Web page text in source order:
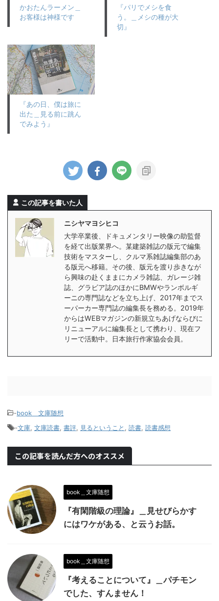
かおたんラーメン＿
お客様は神様です
『パリでメシを食
う。＿メシの種が大
切』
『あの日、僕は旅に
出た＿見る前に跳ん
でみよう』
この記事を書いた人
ニシヤマヨシヒコ
大学卒業後、ドキュメンタリー映像の助監督
を経て出版業界へ。某建築雑誌の版元で編集
技術をマスターし、クルマ系雑誌編集部のあ
る版元へ移籍。その後、版元を渡り歩きなが
ら興味の赴くままにカメラ雑誌、ガレージ雑
誌、グラビア誌のほかにBMWやランボルギ
ーニの専門誌などを立ち上げ、2017年までス
ーパーカー専門誌の編集長を務める。2019年
からはWEBマガジンの新規立ちあげならびに
リニューアルに編集長として携わり、現在フ
リーで活動中。日本旅行作家協会会員。
-book＿文庫随想
-文庫, 文庫読書, 書評, 見るということ , 読書, 読書感想
この記事を読んだ方へのオススメ
book＿文庫随想
『有閑階級の理論』＿見せびらかす
にはワケがある、と云うお話。
book＿文庫随想
『考えることについて』＿パチモン
でした、すんません！